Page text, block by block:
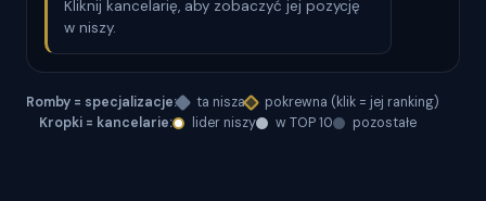
Kliknij kancelarię, aby zobaczyć jej pozycję
w niszy.
Romby = specjalizacje: ta nisza
pokrewna (klik = jej ranking)
Kropki = kancelarie:
lider niszy w TOP 10 pozostałe